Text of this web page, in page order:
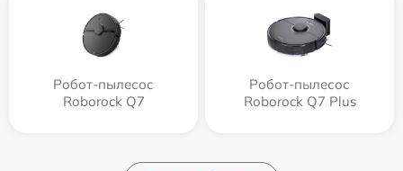
Робот-пылесос
Roborock Q7
Робот-пылесос
Roborock Q7 Plus